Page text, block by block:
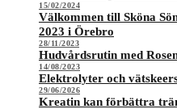
15/02/2024
Välkommen till Sköna
2023 i Örebro
28/11/2023
Hudvårdsrutin med
14/08/2023
Elektrolyter och
29/06/2026
Kreatin kan förbättra